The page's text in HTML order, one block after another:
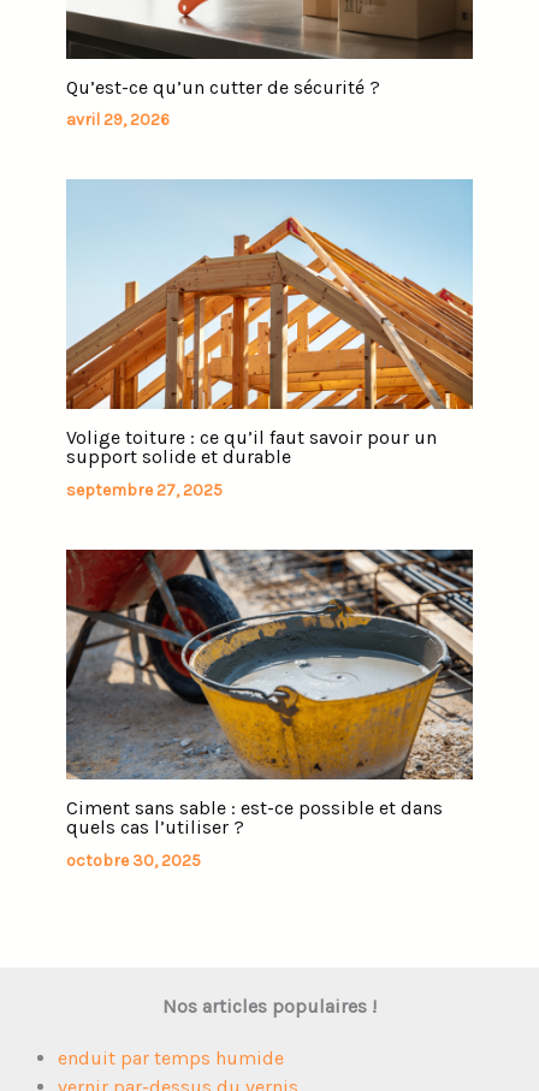
Qu’est-ce qu’un cutter de sécurité ?
avril 29, 2026
Volige toiture : ce qu’il faut savoir pour un
support solide et durable
septembre 27, 2025
Ciment sans sable : est-ce possible et dans
quels cas l’utiliser ?
octobre 30, 2025
Nos articles populaires !
enduit par temps humide